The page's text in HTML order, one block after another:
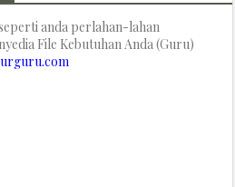
anda perlahan-lahan
File Kebutuhan Anda (Guru)